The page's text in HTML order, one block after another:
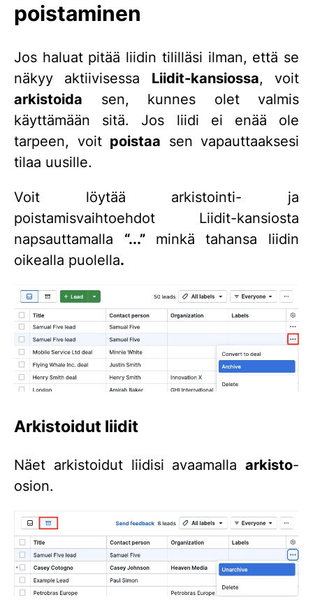
poistaminen
Jos haluat pitää liidin tililläsi ilman, että se
näkyy aktiivisessa Liidit-kansiossa, voit
arkistoida sen, kunnes olet valmis
käyttämään sitä. Jos liidi ei enää ole
tarpeen, voit poistaa sen vapauttaaksesi
tilaa uusille.
Voit löytää arkistointi- ja
poistamisvaihtoehdot Liidit-kansiosta
napsauttamalla “...” minkä tahansa liidin
oikealla puolella.
Arkistoidut liidit
Näet arkistoidut liidisi avaamalla arkisto-
osion.